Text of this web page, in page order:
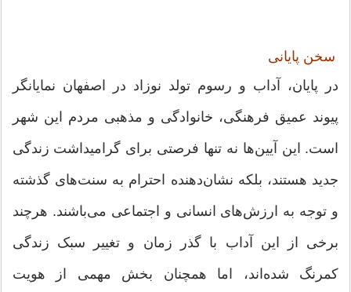
سخن پایانی
در پایان، آداب و رسوم تولد نوزاد در اصفهان نمایانگر
پیوند عمیق فرهنگی، خانوادگی و مذهبی مردم این شهر
است. این آیین‌ها نه تنها فرصتی برای گرامیداشت زندگی
جدید هستند، بلکه نشان‌دهنده احترام به سنت‌های گذشته
و توجه به ارزش‌های انسانی و اجتماعی می‌باشند. هرچند
برخی از این آداب با گذر زمان و تغییر سبک زندگی
کمرنگ شده‌اند، اما همچنان بخش مهمی از هویت